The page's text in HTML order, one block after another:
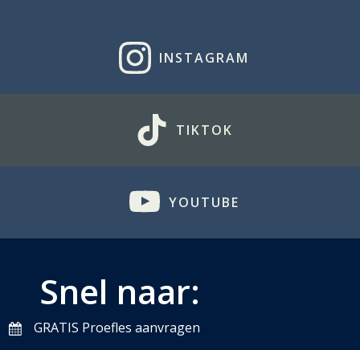
INSTAGRAM
TIKTOK
YOUTUBE
Snel naar:
GRATIS Proefles aanvragen